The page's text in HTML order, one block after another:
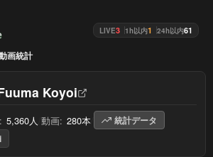
LIVE3 1h以内1 24h以内61
画統計
Koyoi
5,360人 動画: 280本
統計データ